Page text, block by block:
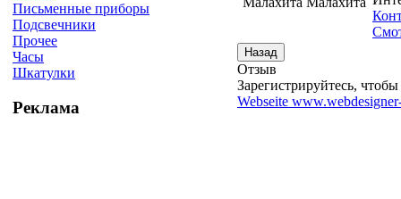
Письменные приборы
Подсвечники
Прочее
Часы
Шкатулки
Реклама
Отзыв
Зарегистрируйтесь, чтобы
Webseite